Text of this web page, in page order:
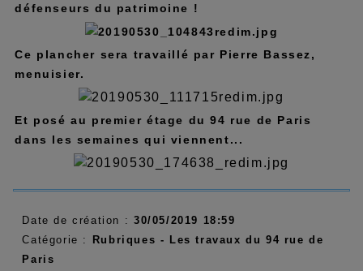
défenseurs du patrimoine !
Ce plancher sera travaillé par Pierre Bassez,
menuisier.
Et posé au premier étage du 94 rue de Paris
dans les semaines qui viennent...
Date de création : 30/05/2019 18:59
Catégorie : Rubriques - Les travaux du 94 rue de
Paris